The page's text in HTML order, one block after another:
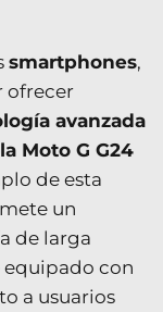
smartphones,
ofrecer
avanzada
Moto G G24
de esta
un
de larga
equipado con
a usuarios